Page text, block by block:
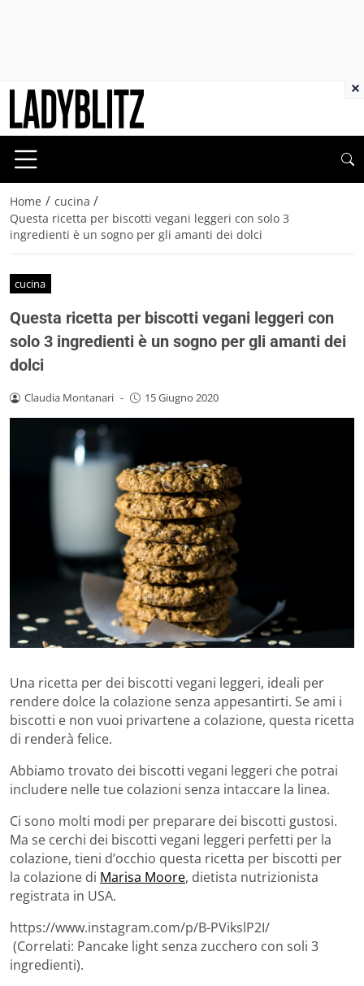
Home / cucina /
Questa ricetta per biscotti vegani leggeri con solo 3
ingredienti è un sogno per gli amanti dei dolci
cucina
Questa ricetta per biscotti vegani leggeri con
solo 3 ingredienti è un sogno per gli amanti dei
dolci
Claudia Montanari - 15 Giugno 2020
Una ricetta per dei biscotti vegani leggeri, ideali per
rendere dolce la colazione senza appesantirti. Se ami i
biscotti e non vuoi privartene a colazione, questa ricetta
di renderà felice.
Abbiamo trovato dei biscotti vegani leggeri che potrai
includere nelle tue colazioni senza intaccare la linea.
Ci sono molti modi per preparare dei biscotti gustosi.
Ma se cerchi dei biscotti vegani leggeri perfetti per la
colazione, tieni d’occhio questa ricetta per biscotti per
la colazione di Marisa Moore, dietista nutrizionista
registrata in USA.
https://www.instagram.com/p/B-PVikslP2I/
(Correlati: Pancake light senza zucchero con soli 3
ingredienti).
×